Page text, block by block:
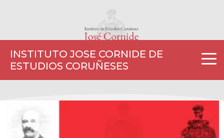
INSTITUTO JOSE CORNIDE DE
ESTUDIOS CORUÑESES